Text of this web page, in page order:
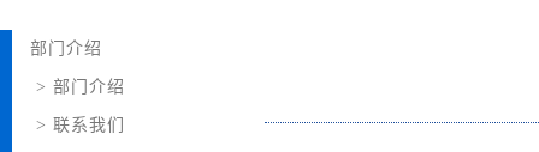
部门介绍
> 部门介绍
> 联系我们